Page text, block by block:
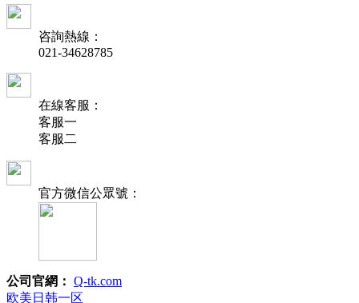
咨詢熱線：
021-34628785
在線客服：
客服一
客服二
官方微信公眾號：
公司官網： Q-tk.com
欧美日韩一区